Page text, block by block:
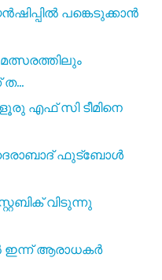
പങ്കെടുക്കാൻ
എഫ് സി ടീമിനെ
ഫുട്ബോൾ
വിടുന്നു
ഇന്ന് ആരാധകർ